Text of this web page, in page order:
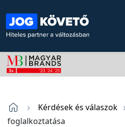
Kérdések és válaszok
foglalkoztatása